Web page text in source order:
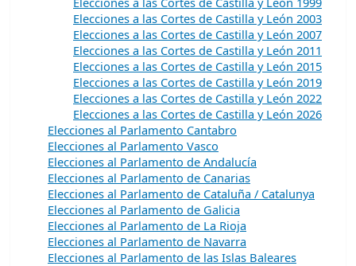
Elecciones a las Cortes de Castilla y León 2003
Elecciones a las Cortes de Castilla y León 2007
Elecciones a las Cortes de Castilla y León 2011
Elecciones a las Cortes de Castilla y León 2015
Elecciones a las Cortes de Castilla y León 2019
Elecciones a las Cortes de Castilla y León 2022
Elecciones a las Cortes de Castilla y León 2026
Elecciones al Parlamento Cantabro
Elecciones al Parlamento Vasco
Elecciones al Parlamento de Andalucía
Elecciones al Parlamento de Canarias
Elecciones al Parlamento de Cataluña / Catalunya
Elecciones al Parlamento de Galicia
Elecciones al Parlamento de La Rioja
Elecciones al Parlamento de Navarra
Elecciones al Parlamento de las Islas Baleares